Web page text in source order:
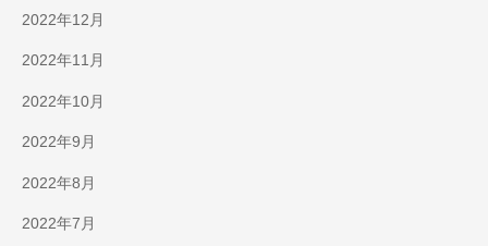
2022年12月
2022年11月
2022年10月
2022年9月
2022年8月
2022年7月